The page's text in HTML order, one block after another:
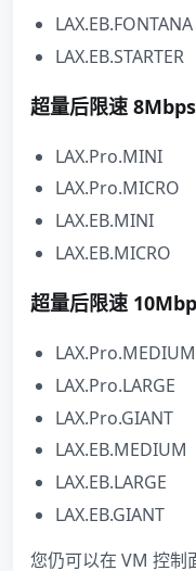
LAX.EB.FONTANA
LAX.EB.STARTER
超量后限速
LAX.Pro.MINI
LAX.Pro.MICRO
LAX.EB.MINI
LAX.EB.MICRO
超量后限速
LAX.Pro.MEDIUM
LAX.Pro.LARGE
LAX.Pro.GIANT
LAX.EB.MEDIUM
LAX.EB.LARGE
LAX.EB.GIANT
您仍可以在 VM 控制